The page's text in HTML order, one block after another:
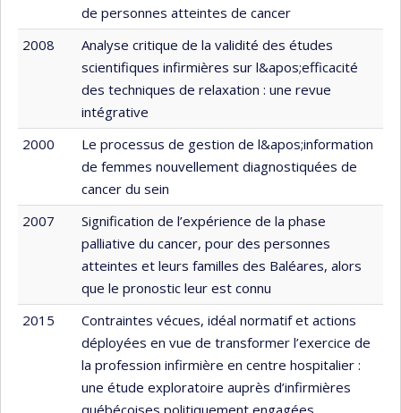
de personnes atteintes de cancer
2008
Analyse critique de la validité des études
scientifiques infirmières sur l&apos;efficacité
des techniques de relaxation : une revue
intégrative
2000
Le processus de gestion de l&apos;information
de femmes nouvellement diagnostiquées de
cancer du sein
2007
Signification de l’expérience de la phase
palliative du cancer, pour des personnes
atteintes et leurs familles des Baléares, alors
que le pronostic leur est connu
2015
Contraintes vécues, idéal normatif et actions
déployées en vue de transformer l’exercice de
la profession infirmière en centre hospitalier :
une étude exploratoire auprès d’infirmières
québécoises politiquement engagées